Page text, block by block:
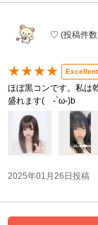
♡ (投稿件
★★★★ Excellent
ほぼ黒コンです。私は
盛れます( -`ω-)b
2025年01月26日投稿